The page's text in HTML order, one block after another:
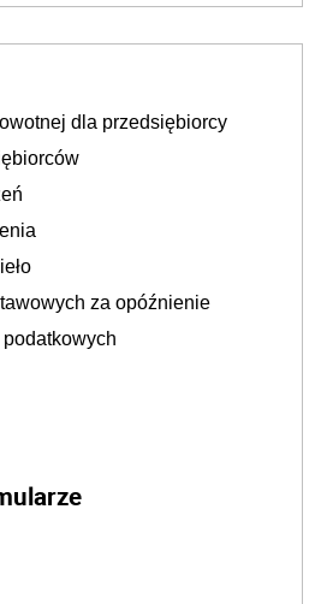
dla przedsiębiorcy
za opóźnienie